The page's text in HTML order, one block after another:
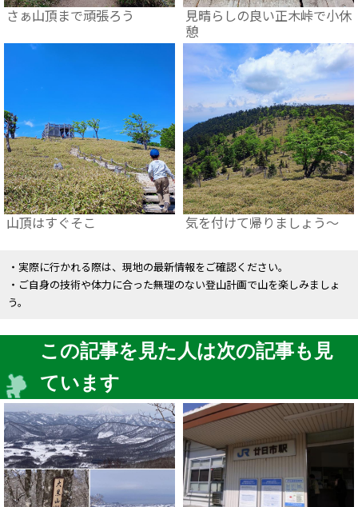
さぁ山頂まで頑張ろう
見晴らしの良い正木峠で小休
憩
山頂はすぐそこ 気を付けて帰りましょう～
・実際に行かれる際は、現地の最新情報をご確認ください。
・ご自身の技術や体力に合った無理のない登山計画で山を楽しみましょ
う。
この記事を見た人は次の記事も見
ています